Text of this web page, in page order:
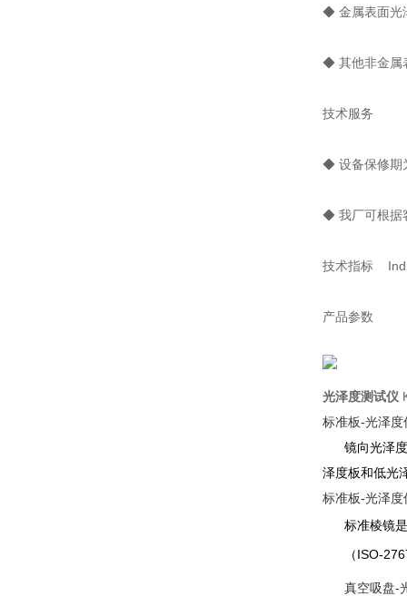
◆ 金属表面光
◆ 其他非金属
技术服务
◆ 设备保修期
◆ 我厂可根据
技术指标
产品参数
光泽度测试仪
标准板-光泽度
镜向光泽度
泽度板和低光
标准板-光泽度
标准棱镜
（ISO-
真空吸盘-